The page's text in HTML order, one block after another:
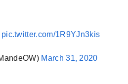
pic.twitter.com/1R9YJn3kis
March 31, 2020